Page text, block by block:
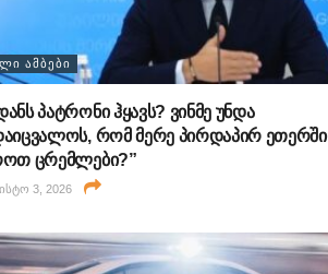
ᲐᲛᲑᲔᲑᲘ
პატრონი ჰყავს? ვინმე უნდა
რომ მერე პირდაპირ ეთერში
ცრემლები?”
3, 2026